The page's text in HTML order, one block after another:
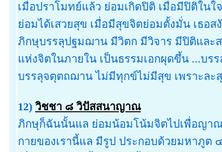
เมื่อปราโมทย์แล้ว ย่อมเกิดปิติ เมื่อมีปิติในใ
ย่อมได้เสวยสุข เมื่อมีสุขจิตย่อมตั้งมั่น เธอ
ภิกษุบรรลุปฐมฌาน มีวิตก มีวิจาร มีปิติและ
แห่งจิตในภายใน เป็นธรรมเอกผุดขึ้น ...บ
บรรลุจตุตถฌาน ไม่มีทุกข์ไม่มีสุข เพราะล
12) วิชชา ๘ วิปัสสนาญาณ
ภิกษุก็ฉันนั้นแล ย่อมน้อมโน้มจิตไปเพื่อญาณ
กายของเรานี้แล มีรูป ประกอบด้วยมหาภู